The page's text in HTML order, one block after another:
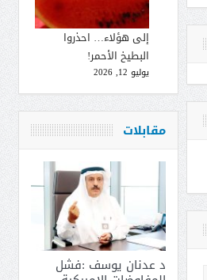
إلى هؤلاء… احذروا
البطيخ الأحمر!
يوليو 12, 2026
مقابلات
د عدنان يوسف :فشل